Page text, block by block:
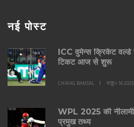
नई पोस्ट
ICC वुमेन्स क्रिकेट
टिकट आज से शुरू
CHIRAG BANSAL अक्तू॰ 16 2025
WPL 2025 की
प्रमुख तथ्य